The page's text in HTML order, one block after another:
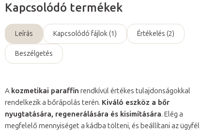
Kapcsolódó termékek
Leírás Kapcsolódó fájlok (1) Értékelés (2)
Beszélgetés
A kozmetikai paraffin rendkívül értékes tulajdonságokkal
rendelkezik a bőrápolás terén. Kiváló eszköz a bőr
nyugtatására, regenerálására és kisimítására. Elég a
megfelelő mennyiséget a kádba tölteni, és beállítani az ügyfél